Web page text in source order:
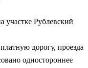
участке Рублевский
дорогу, проезда
одностороннее